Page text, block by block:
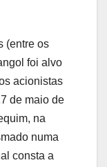
(entre os
foi alvo
acionistas
de maio de
na
numa
consta a